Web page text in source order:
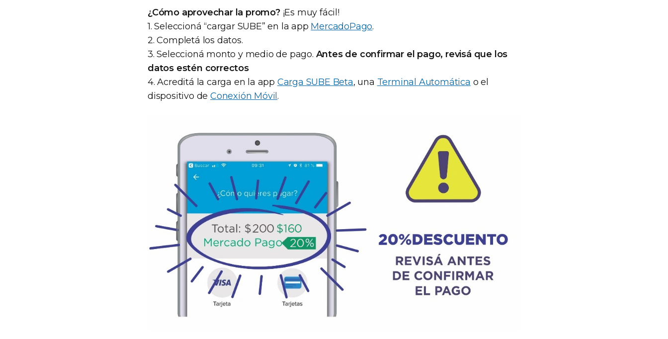
¿Cómo aprovechar la promo?¡Es muy fácil!
1. Seleccioná “cargar SUBE” en la app MercadoPago.
2. Completá los datos.
3. Seleccioná monto y medio de pago. Antes de confirmar el pago, revisá que los
datos estén correctos
4. Acreditá la carga en la app Carga SUBE Beta, una Terminal Automática o el
dispositivo deConexión Móvil.